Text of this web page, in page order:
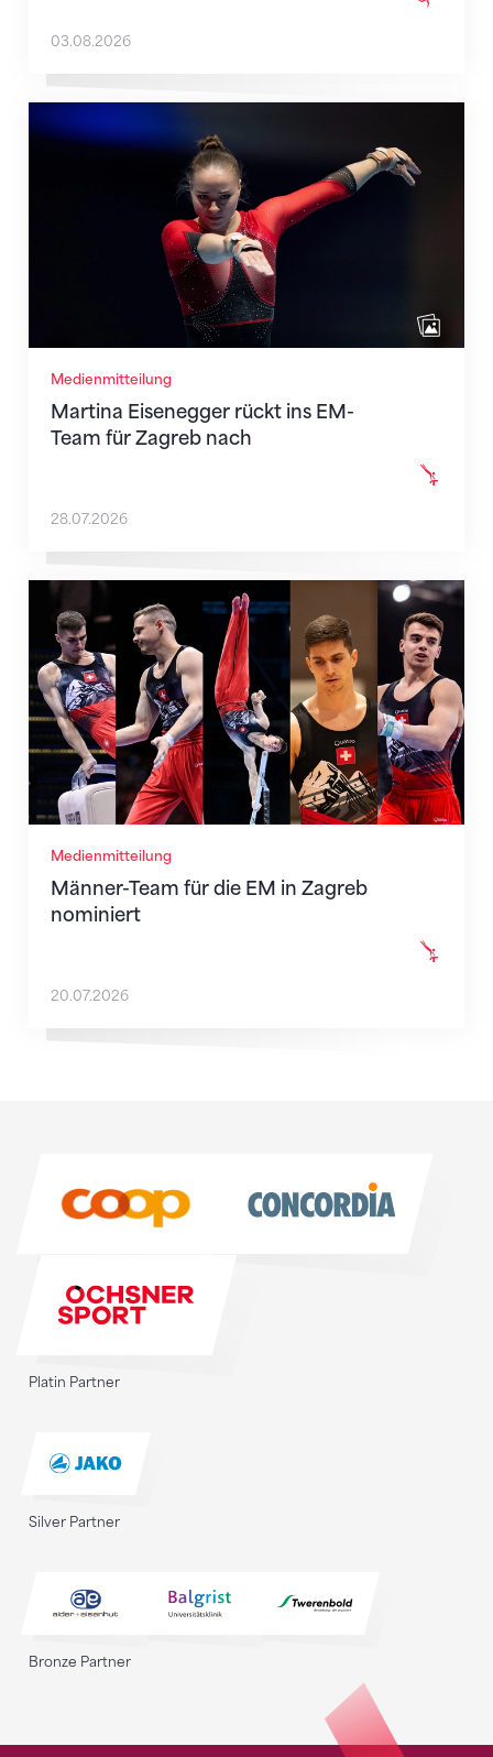
03.08.2026
Medienmitteilung
Martina Eisenegger rückt ins EM-
Team für Zagreb nach
28.07.2026
Medienmitteilung
Männer-Team für die EM in Zagreb
nominiert
Männer-Team für die EM in Zagreb nominiert
20.07.2026
Platin Partner
Silver Partner
Bronze Partner